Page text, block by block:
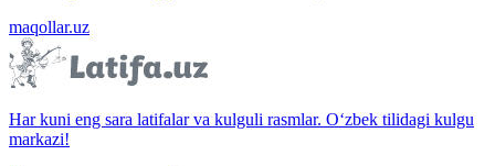
maqollar.uz
Har kuni eng sara latifalar va kulguli rasmlar. O‘zbek tilidagi kulgu
markazi!